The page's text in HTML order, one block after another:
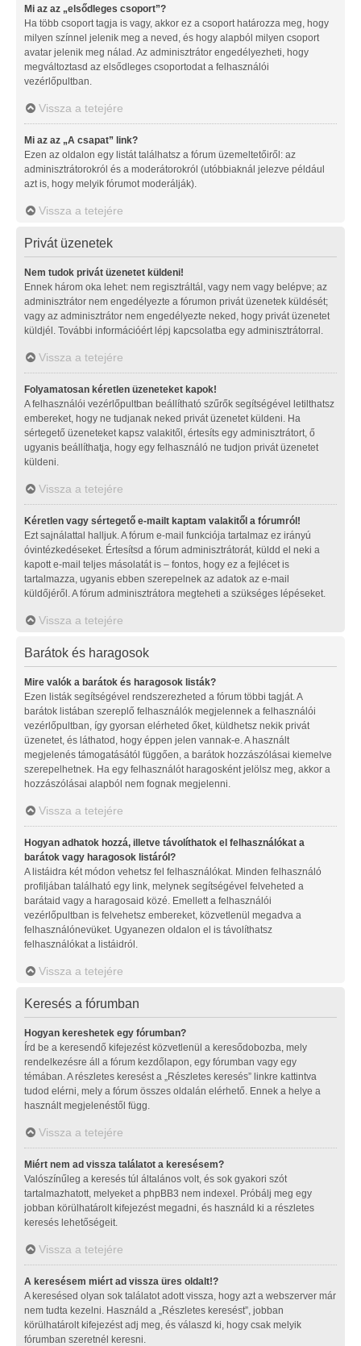
Mi az az „elsődleges csoport”?
Ha több csoport tagja is vagy, akkor ez a csoport határozza meg, hogy
milyen színnel jelenik meg a neved, és hogy alapból milyen csoport
avatar jelenik meg nálad. Az adminisztrátor engedélyezheti, hogy
megváltoztasd az elsődleges csoportodat a felhasználói
vezérlőpultban.
Vissza a tetejére
Mi az az „A csapat” link?
Ezen az oldalon egy listát találhatsz a fórum üzemeltetőiről: az
adminisztrátorokról és a moderátorokról (utóbbiaknál jelezve például
azt is, hogy melyik fórumot moderálják).
Vissza a tetejére
Privát üzenetek
Nem tudok privát üzenetet küldeni!
Ennek három oka lehet: nem regisztráltál, vagy nem vagy belépve; az
adminisztrátor nem engedélyezte a fórumon privát üzenetek küldését;
vagy az adminisztrátor nem engedélyezte neked, hogy privát üzenetet
küldjél. További információért lépj kapcsolatba egy adminisztrátorral.
Vissza a tetejére
Folyamatosan kéretlen üzeneteket kapok!
A felhasználói vezérlőpultban beállítható szűrők segítségével letilthatsz
embereket, hogy ne tudjanak neked privát üzenetet küldeni. Ha
sértegető üzeneteket kapsz valakitől, értesíts egy adminisztrátort, ő
ugyanis beállíthatja, hogy egy felhasználó ne tudjon privát üzenetet
küldeni.
Vissza a tetejére
Kéretlen vagy sértegető e-mailt kaptam valakitől a fórumról!
Ezt sajnálattal halljuk. A fórum e-mail funkciója tartalmaz ez irányú
óvintézkedéseket. Értesítsd a fórum adminisztrátorát, küldd el neki a
kapott e-mail teljes másolatát is – fontos, hogy ez a fejlécet is
tartalmazza, ugyanis ebben szerepelnek az adatok az e-mail
küldőjéről. A fórum adminisztrátora megteheti a szükséges lépéseket.
Vissza a tetejére
Barátok és haragosok
Mire valók a barátok és haragosok listák?
Ezen listák segítségével rendszerezheted a fórum többi tagját. A
barátok listában szereplő felhasználók megjelennek a felhasználói
vezérlőpultban, így gyorsan elérheted őket, küldhetsz nekik privát
üzenetet, és láthatod, hogy éppen jelen vannak-e. A használt
megjelenés támogatásától függően, a barátok hozzászólásai kiemelve
szerepelhetnek. Ha egy felhasználót haragosként jelölsz meg, akkor a
hozzászólásai alapból nem fognak megjelenni.
Vissza a tetejére
Hogyan adhatok hozzá, illetve távolíthatok el felhasználókat a
barátok vagy haragosok listáról?
A listáidra két módon vehetsz fel felhasználókat. Minden felhasználó
profiljában található egy link, melynek segítségével felveheted a
barátaid vagy a haragosaid közé. Emellett a felhasználói
vezérlőpultban is felvehetsz embereket, közvetlenül megadva a
felhasználónevüket. Ugyanezen oldalon el is távolíthatsz
felhasználókat a listáidról.
Vissza a tetejére
Keresés a fórumban
Hogyan kereshetek egy fórumban?
Írd be a keresendő kifejezést közvetlenül a keresődobozba, mely
rendelkezésre áll a fórum kezdőlapon, egy fórumban vagy egy
témában. A részletes keresést a „Részletes keresés” linkre kattintva
tudod elérni, mely a fórum összes oldalán elérhető. Ennek a helye a
használt megjelenéstől függ.
Vissza a tetejére
Miért nem ad vissza találatot a keresésem?
Valószínűleg a keresés túl általános volt, és sok gyakori szót
tartalmazhatott, melyeket a phpBB3 nem indexel. Próbálj meg egy
jobban körülhatárolt kifejezést megadni, és használd ki a részletes
keresés lehetőségeit.
Vissza a tetejére
A keresésem miért ad vissza üres oldalt!?
A keresésed olyan sok találatot adott vissza, hogy azt a webszerver már
nem tudta kezelni. Használd a „Részletes keresést”, jobban
körülhatárolt kifejezést adj meg, és válaszd ki, hogy csak melyik
fórumban szeretnél keresni.